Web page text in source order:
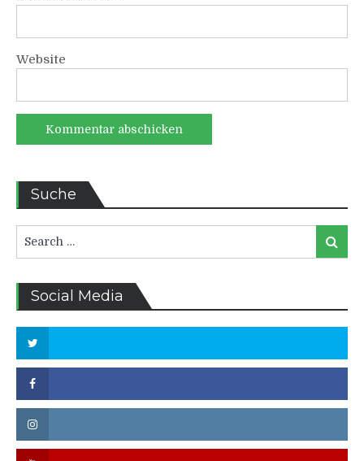
Website
Suche
for:
Search
Social Media